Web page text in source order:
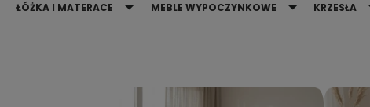
ŁÓŻKA I MATERACE MEBLE WYPOCZYNKOWE KRZESŁA